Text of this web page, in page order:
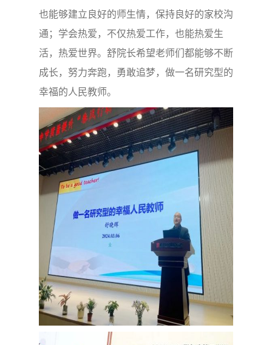
也能够建立良好的师生情，保持良好的家校沟
通；学会热爱，不仅热爱工作，也能热爱生
活，热爱世界。舒院长希望老师们都能够不断
成长，努力奔跑，勇敢追梦，做一名研究型的
幸福的人民教师。